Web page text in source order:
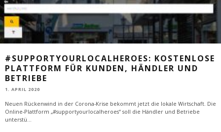
#SUPPORTYOURLOCALHEROES: KOSTENLOSE
PLATTFORM FÜR KUNDEN, HÄNDLER UND
BETRIEBE
1. APRIL 2020
Neuen Rückenwind in der Corona-Krise bekommt jetzt die lokale Wirtschaft. Die
Online-Plattform „#supportyourlocalheroes“ soll die Händler und Betriebe
unterstü...